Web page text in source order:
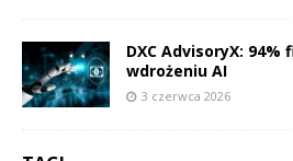
DXC AdvisoryX:
wdrożeniu AI
3 czerwca 2026